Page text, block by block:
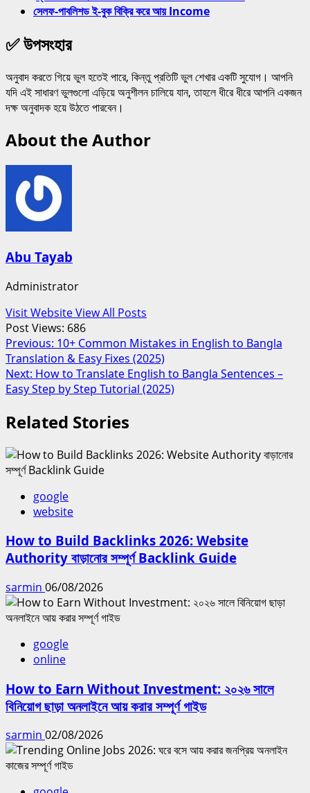
সেলফ-পাবলিশড ই-বুক বিক্রি করে আয় Income
✅ উপসংহার
অনুবাদ করতে গিয়ে ভুল হতেই পারে, কিন্তু প্রতিটি ভুল শেখার একটি সুযোগ। আপনি
যদি এই সাধারণ ভুলগুলো এড়িয়ে অনুশীলন চালিয়ে যান, তাহলে ধীরে ধীরে আপনি একজন
দক্ষ অনুবাদক হয়ে উঠতে পারবেন।
About the Author
Abu Tayab
Administrator
Visit WebsiteView All Posts
Post Views: 686
Post
navigation
Previous: 10+ Common Mistakes in English to Bangla
Translation & Easy Fixes (2025)
Next: How to Translate English to Bangla Sentences –
Easy Step by Step Tutorial (2025)
Related Stories
google
website
How to Build Backlinks 2026: Website
Authority বাড়ানোর সম্পূর্ণ Backlink Guide
sarmin 06/08/2026
google
online
How to Earn Without Investment: ২০২৬ সালে
বিনিয়োগ ছাড়া অনলাইনে আয় করার সম্পূর্ণ গাইড
sarmin 02/08/2026